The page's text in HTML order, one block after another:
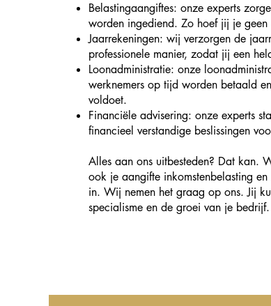
Belastingaangiftes: onze experts
worden ingediend. Zo hoef jij je
Jaarrekeningen: wij verzorgen de
professionele manier, zodat jij een
Loonadministratie: onze
werknemers op tijd worden betaald
voldoet.
Financiële advisering: onze experts
financieel verstandige beslissingen
Alles aan ons uitbesteden? Dat kan.
ook je aangifte inkomstenbelasting
in. Wij nemen het graag op ons. Jij
specialisme en de groei van je bedrijf.